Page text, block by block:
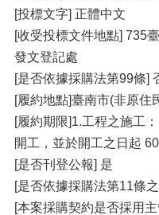
[投標文字] 正體中文
[收受投標文件地點] 735
發文登記處
[是否依據採購法第99條]
[履約地點]臺南市(非原住
[履約期限]1.工程之施工
開工，並於開工之日起 60
[是否刊登公報] 是
[是否依據採購法第11條
[本案採購契約是否採用